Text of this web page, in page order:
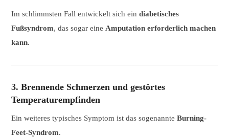
Im schlimmsten Fall entwickelt sich eindiabetisches
Fußsyndrom, das sogar eine Amputation erforderlich machen
kann.
3. Brennende Schmerzen und gestörtes
Temperaturempfinden
Ein weiteres typisches Symptom ist das sogenannteBurning-
Feet-Syndrom.